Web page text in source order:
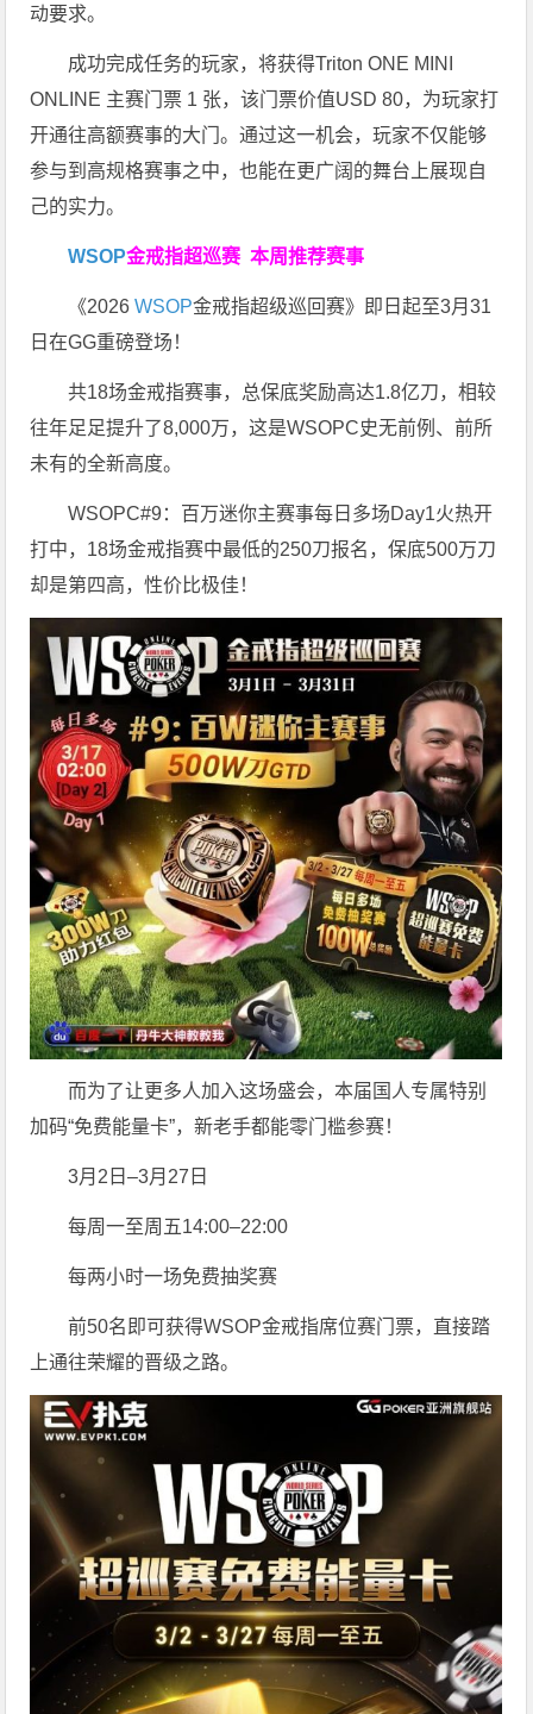
动要求。
成功完成任务的玩家，将获得Triton ONE MINI
ONLINE 主赛门票 1 张，该门票价值USD 80，为玩家打
开通往高额赛事的大门。通过这一机会，玩家不仅能够
参与到高规格赛事之中，也能在更广阔的舞台上展现自
己的实力。
WSOP金戒指超巡赛本周推荐赛事
《2026WSOP金戒指超级巡回赛》即日起至3月31
日在GG重磅登场！
共18场金戒指赛事，总保底奖励高达1.8亿刀，相较
往年足足提升了8,000万，这是WSOPC史无前例、前所
未有的全新高度。
WSOPC#9：百万迷你主赛事每日多场Day1火热开
打中，18场金戒指赛中最低的250刀报名，保底500万刀
却是第四高，性价比极佳！
而为了让更多人加入这场盛会，本届国人专属特别
加码“免费能量卡”，新老手都能零门槛参赛！
3月2日–3月27日
每周一至周五14:00–22:00
每两小时一场免费抽奖赛
前50名即可获得WSOP金戒指席位赛门票，直接踏
上通往荣耀的晋级之路。